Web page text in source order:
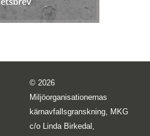
© 2026
Miljöorganisationernas
kärnavfallsgranskning, MKG
c/o Linda Birkedal,